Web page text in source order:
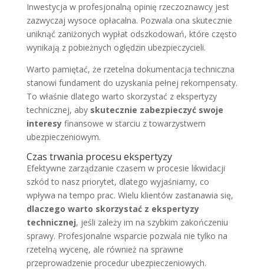
Inwestycja w profesjonalną opinię rzeczoznawcy jest
zazwyczaj wysoce opłacalna. Pozwala ona skutecznie
uniknąć zaniżonych wypłat odszkodowań, które często
wynikają z pobieżnych oględzin ubezpieczycieli.
Warto pamiętać, że rzetelna dokumentacja techniczna
stanowi fundament do uzyskania pełnej rekompensaty.
To właśnie dlatego warto skorzystać z ekspertyzy
technicznej, aby skutecznie zabezpieczyć swoje
interesyfinansowe w starciu z towarzystwem
ubezpieczeniowym.
Czas trwania procesu ekspertyzy
Efektywne zarządzanie czasem w procesie likwidacji
szkód to nasz priorytet, dlatego wyjaśniamy, co
wpływa na tempo prac. Wielu klientów zastanawia się,
dlaczego warto skorzystać z ekspertyzy
technicznej, jeśli zależy im na szybkim zakończeniu
sprawy. Profesjonalne wsparcie pozwala nie tylko na
rzetelną wycenę, ale również na sprawne
przeprowadzenie procedur ubezpieczeniowych.